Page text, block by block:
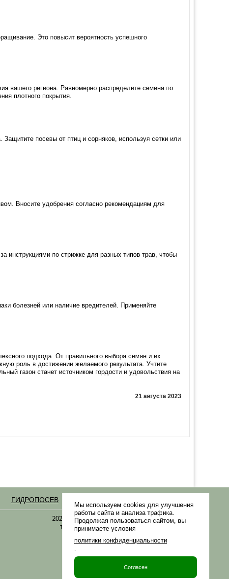
Это повысит вероятность успешного
вашего региона. Равномерно распределите семена по
плотного покрытия.
посевы от птиц и сорняков, используя сетки или
Вносите удобрения согласно рекомендациям для
инструкциями по стрижке для разных типов трав, чтобы
болезней или наличие вредителей. Применяйте
подхода. От правильного выбора семян и их
роль в достижении желаемого результата. Учтите
газон станет источником гордости и удовольствия на
21 августа 2023
ГИДРОПОСЕВ
2021-2026 © «Газонная трава, семена газонных
трав: выбор удобрения и средства защиты в
Мы используем cookies для улучшения
работы сайта и анализа трафика.
Продолжая пользоваться сайтом, вы
принимаете условия
политики конфиденциальности
.
Согласен